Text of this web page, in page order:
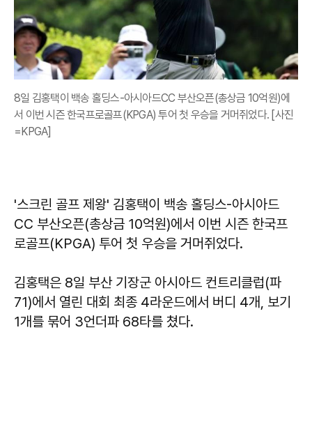
8일 김홍택이 백송 홀딩스-아시아드CC 부산오픈(총상금 10억원)에
서 이번 시즌 한국프로골프(KPGA) 투어 첫 우승을 거머쥐었다. [사진
=KPGA]
'스크린 골프 제왕' 김홍택이 백송 홀딩스-아시아드
CC 부산오픈(총상금 10억원)에서 이번 시즌 한국프
로골프(KPGA) 투어 첫 우승을 거머쥐었다.
김홍택은 8일 부산 기장군 아시아드 컨트리클럽(파
71)에서 열린 대회 최종 4라운드에서 버디 4개, 보기
1개를 묶어 3언더파 68타를 쳤다.